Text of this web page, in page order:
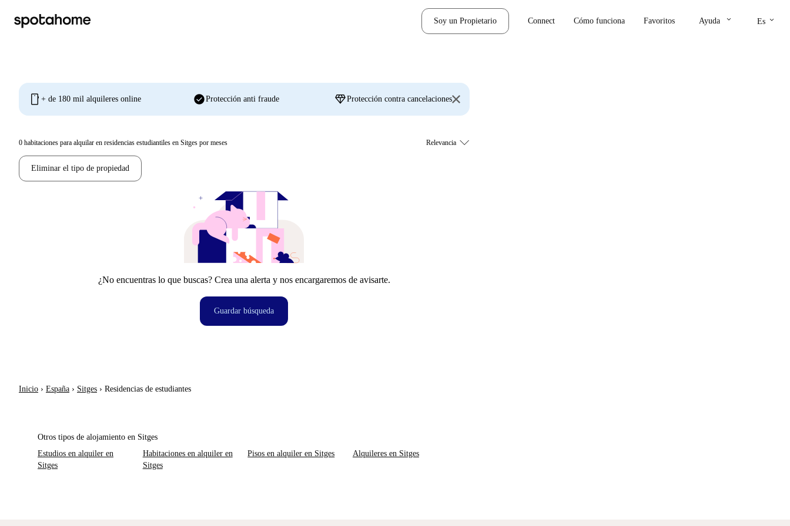
Soy un Propietario Connect Cómo funciona Favoritos Ayuda keyboard_arrow_down Es keyboard_arrow_down
mobile + de 180 mil alquileres online check_circleProtección anti fraude diamondProtección contra cancelaciones
0 habitaciones para alquilar en residencias estudiantiles en Sitges por meses
Eliminar el tipo de propiedad
¿No encuentras lo que buscas? Crea una alerta y nos encargaremos de avisarte.
Guardar búsqueda
Inicio › España › Sitges › Residencias de estudiantes
Otros tipos de alojamiento en Sitges
Estudios en alquiler en
Sitges
Habitaciones en alquiler en
Sitges
Pisos en alquiler en Sitges Alquileres en Sitges